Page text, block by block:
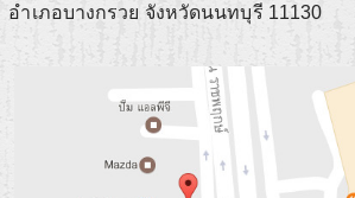
อำเภอบางกรวย จังหวัดนนทบุรี 11130